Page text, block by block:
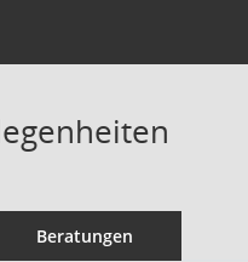
Beratungen